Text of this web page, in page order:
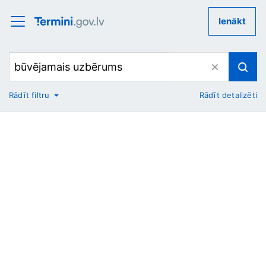
Ienākt
No
Rādīt filtru Rādīt detalizēti